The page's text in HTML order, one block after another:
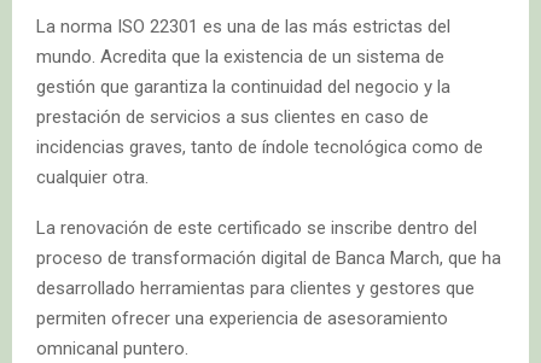
La norma ISO 22301 es una de las más estrictas del
mundo. Acredita que la existencia de un sistema de
gestión que garantiza la continuidad del negocio y la
prestación de servicios a sus clientes en caso de
incidencias graves, tanto de índole tecnológica como de
cualquier otra.
La renovación de este certificado se inscribe dentro del
proceso de transformación digital de Banca March, que ha
desarrollado herramientas para clientes y gestores que
permiten ofrecer una experiencia de asesoramiento
omnicanal puntero.